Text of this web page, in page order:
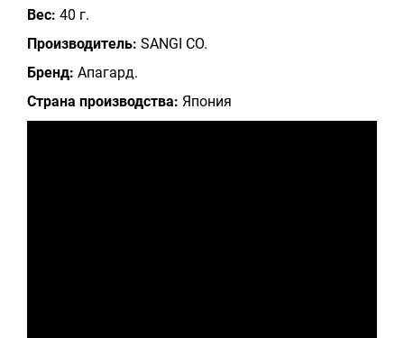
Вес: 40 г.
Производитель: SANGI CO.
Бренд: Апагард.
Страна производства: Япония